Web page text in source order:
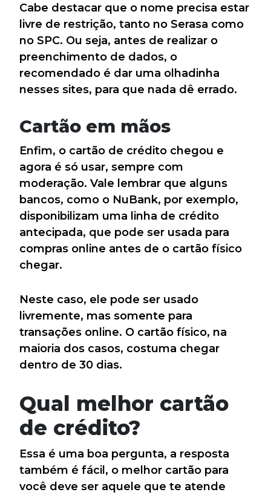
Cabe destacar que o nome precisa estar
livre de restrição, tanto no Serasa como
no SPC. Ou seja, antes de realizar o
preenchimento de dados, o
recomendado é dar uma olhadinha
nesses sites, para que nada dê errado.
Cartão em mãos
Enfim, o cartão de crédito chegou e
agora é só usar, sempre com
moderação. Vale lembrar que alguns
bancos, como o NuBank, por exemplo,
disponibilizam uma linha de crédito
antecipada, que pode ser usada para
compras online antes de o cartão físico
chegar.
Neste caso, ele pode ser usado
livremente, mas somente para
transações online. O cartão físico, na
maioria dos casos, costuma chegar
dentro de 30 dias.
Qual melhor cartão
de crédito?
Essa é uma boa pergunta, a resposta
também é fácil, o melhor cartão para
você deve ser aquele que te atende